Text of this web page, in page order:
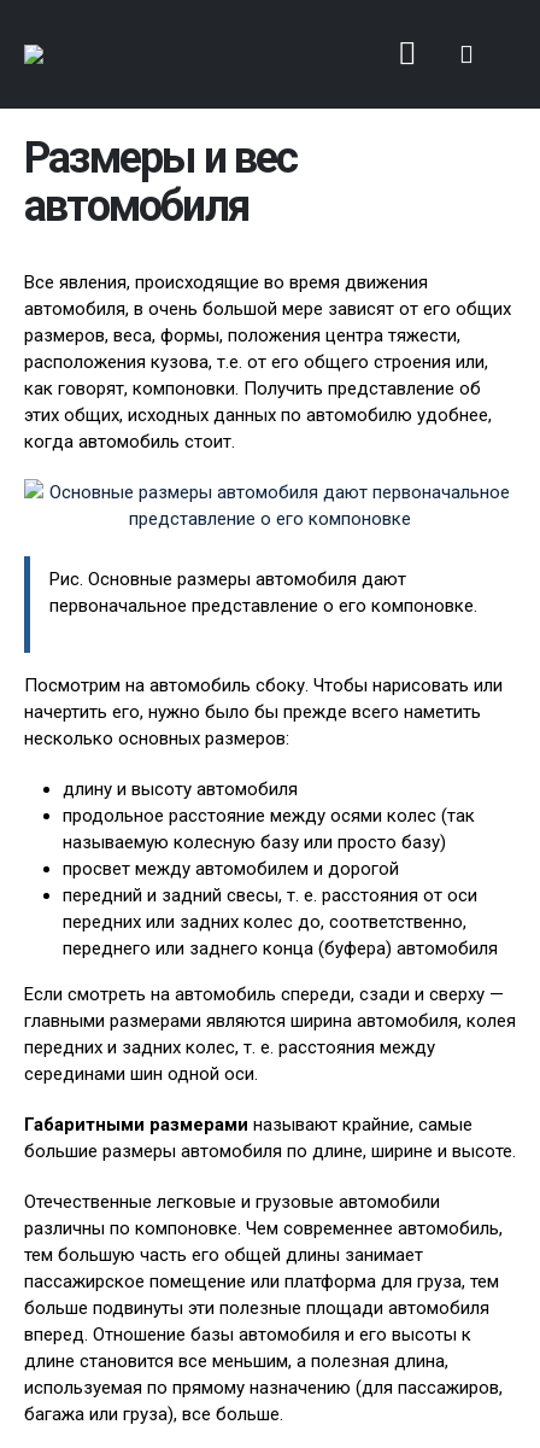
Размеры и вес
автомобиля
Все явления, происходящие во время движения
автомобиля, в очень большой мере зависят от его общих
размеров, веса, формы, положения центра тяжести,
расположения кузова, т.е. от его общего строения или,
как говорят, компоновки. Получить представление об
этих общих, исходных данных по автомобилю удобнее,
когда автомобиль стоит.
Рис. Основные размеры автомобиля дают
первоначальное представление о его компоновке.
Посмотрим на автомобиль сбоку. Чтобы нарисовать или
начертить его, нужно было бы прежде всего наметить
несколько основных размеров:
длину и высоту автомобиля
продольное расстояние между осями колес (так
называемую колесную базу или просто базу)
просвет между автомобилем и дорогой
передний и задний свесы, т. е. расстояния от оси
передних или задних колес до, соответственно,
переднего или заднего конца (буфера) автомобиля
Если смотреть на автомобиль спереди, сзади и сверху —
главными размерами являются ширина автомобиля, колея
передних и задних колес, т. е. расстояния между
серединами шин одной оси.
Габаритными размерами называют крайние, самые
большие размеры автомобиля по длине, ширине и высоте.
Отечественные легковые и грузовые автомобили
различны по компоновке. Чем современнее автомобиль,
тем большую часть его общей длины занимает
пассажирское помещение или платформа для груза, тем
больше подвинуты эти полезные площади автомобиля
вперед. Отношение базы автомобиля и его высоты к
длине становится все меньшим, а полезная длина,
используемая по прямому назначению (для пассажиров,
багажа или груза), все больше.